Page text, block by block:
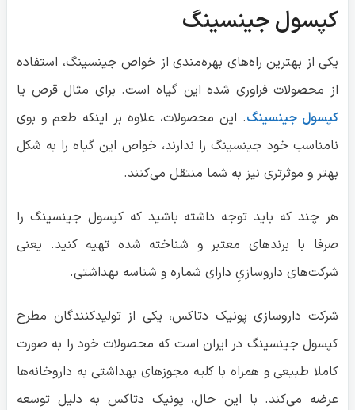
کپسول جینسینگ
یکی از بهترین راه‌های بهره‌مندی از خواص جینسینگ، استفاده
از محصولات فراوری شده این گیاه است. برای مثال قرص یا
کپسول جینسینگ. این محصولات، علاوه بر اینکه طعم و بوی
نامناسب خود جینسینگ را ندارند، خواص این گیاه را به شکل
بهتر و موثرتری نیز به شما منتقل می‌کنند.
هر چند که باید توجه داشته باشید که کپسول جینسینگ را
صرفا با برندهای معتبر و شناخته شده تهیه کنید. یعنی
شرکت‌های داروسازیِ دارای شماره و شناسه بهداشتی.
شرکت داروسازی پونیک دتاکس، یکی از تولیدکنندگان مطرح
کپسول جینسینگ در ایران است که محصولات خود را به صورت
کاملا طبیعی و همراه با کلیه مجوزهای بهداشتی به داروخانه‌ها
عرضه می‌کند. با این حال، پونیک دتاکس به دلیل توسعه